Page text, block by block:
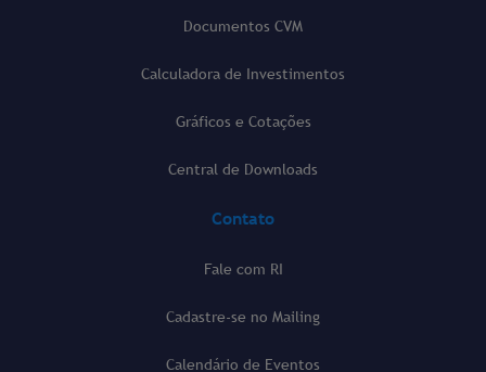
Documentos CVM
Calculadora de Investimentos
Gráficos e Cotações
Central de Downloads
Contato
Fale com RI
Cadastre-se no Mailing
Calendário de Eventos